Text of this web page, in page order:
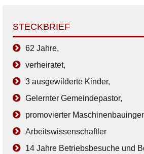
STECKBRIEF
62 Jahre,
verheiratet,
3 ausgewilderte Kinder,
Gelernter Gemeindepastor,
promovierter
Arbeitswissenschaftler
14 Jahre Betriebsbesuche und